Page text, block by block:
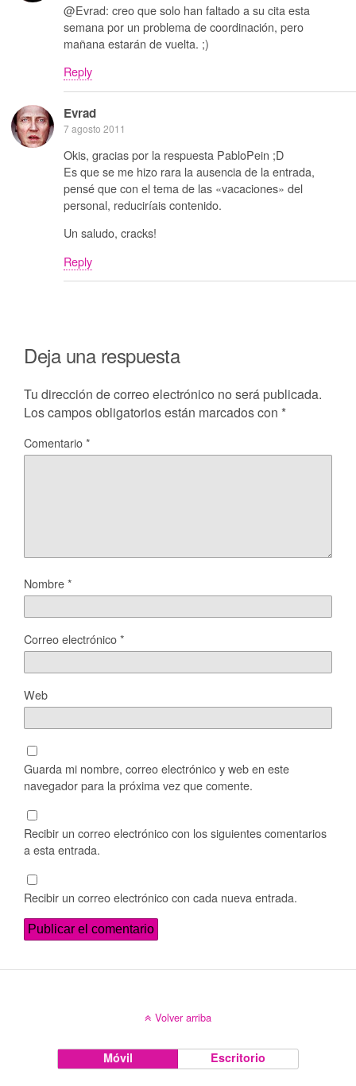
@Evrad: creo que solo han faltado a su cita esta
semana por un problema de coordinación, pero
mañana estarán de vuelta. ;)
Reply
Evrad
7 agosto 2011
Okis, gracias por la respuesta PabloPein ;D
Es que se me hizo rara la ausencia de la entrada,
pensé que con el tema de las «vacaciones» del
personal, reduciríais contenido.
Un saludo, cracks!
Reply
Deja una respuesta
Tu dirección de correo electrónico no será publicada.
Los campos obligatorios están marcados con *
Comentario*
Nombre*
Correo electrónico*
Web
Guarda mi nombre, correo electrónico y web en este
navegador para la próxima vez que comente.
Recibir un correo electrónico con los siguientes comentarios
a esta entrada.
Recibir un correo electrónico con cada nueva entrada.
Volver arriba
Móvil Escritorio